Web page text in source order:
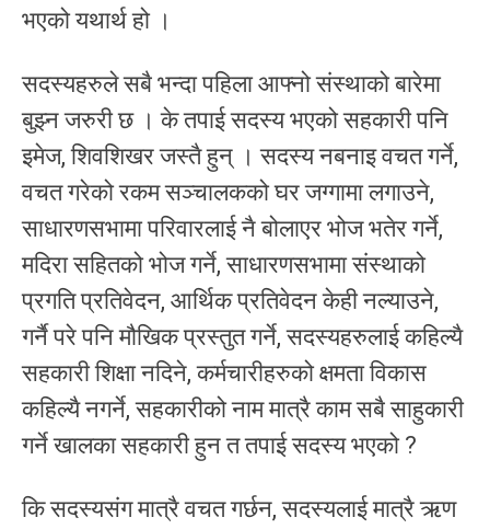
भएको यथार्थ हो ।
सदस्यहरुले सबै भन्दा पहिला आफ्नो संस्थाको बारेमा
बुझ्न जरुरी छ । के तपाई सदस्य भएको सहकारी पनि
इमेज, शिवशिखर जस्तै हुन् । सदस्य नबनाइ वचत गर्ने,
वचत गरेको रकम सञ्चालकको घर जग्गामा लगाउने,
साधारणसभामा परिवारलाई नै बोलाएर भोज भतेर गर्ने,
मदिरा सहितको भोज गर्ने, साधारणसभामा संस्थाको
प्रगति प्रतिवेदन, आर्थिक प्रतिवेदन केही नल्याउने,
गर्नै परे पनि मौखिक प्रस्तुत गर्ने, सदस्यहरुलाई कहिल्यै
सहकारी शिक्षा नदिने, कर्मचारीहरुको क्षमता विकास
कहिल्यै नगर्ने, सहकारीको नाम मात्रै काम सबै साहुकारी
गर्ने खालका सहकारी हुन त तपाई सदस्य भएको ?
कि सदस्यसंग मात्रै वचत गर्छन, सदस्यलाई मात्रै ऋण